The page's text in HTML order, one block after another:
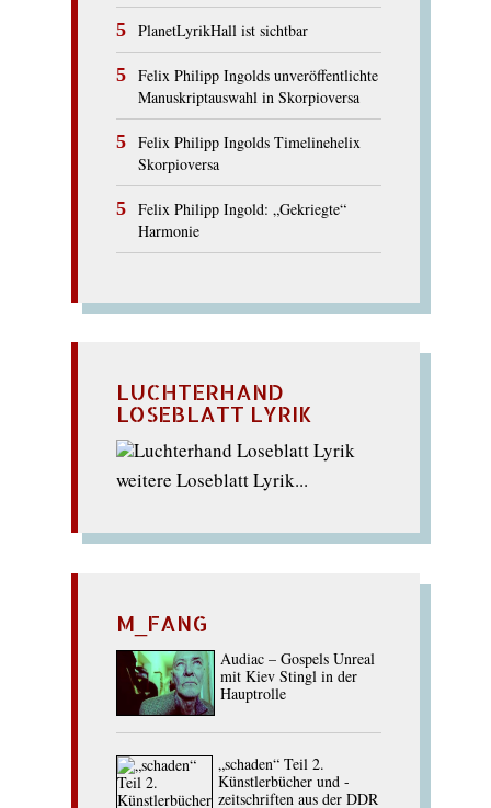
PlanetLyrikHall ist sichtbar
Felix Philipp Ingolds unveröffentlichte
Manuskriptauswahl in Skorpioversa
Felix Philipp Ingolds Timelinehelix
Skorpioversa
Felix Philipp Ingold: „Gekriegte“
Harmonie
LUCHTERHAND
LOSEBLATT LYRIK
weitere Loseblatt Lyrik...
M_FANG
Audiac – Gospels Unreal
mit Kiev Stingl in der
Hauptrolle
„schaden“ Teil 2.
Künstlerbücher und -
zeitschriften aus der DDR